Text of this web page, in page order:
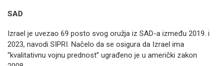
SAD
Izrael je uvezao 69 posto svog oružja iz SAD-a između 2019. i
2023, navodi SIPRI. Načelo da se osigura da Izrael ima
“kvalitativnu vojnu prednost” ugrađeno je u američki zakon